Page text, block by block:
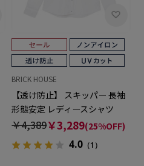
BRICK HOUSE
【透け防止】 スキッパー 長袖
形態安定 レディースシャツ
￥4,389￥3,289(25%OFF)
4.0 （1）